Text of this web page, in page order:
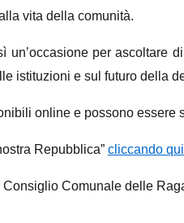
vita della comunità.
un’occasione per ascoltare
istituzioni e sul futuro della
online e possono essere
Repubblica” cliccando qui
Consiglio Comunale delle